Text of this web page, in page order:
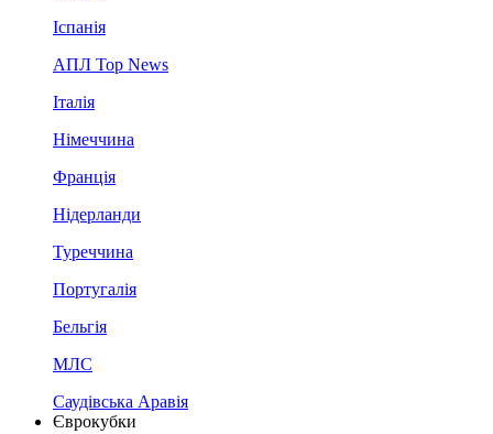
Іспанія
АПЛ Top News
Італія
Німеччина
Франція
Нідерланди
Туреччина
Португалія
Бельгія
МЛС
Саудівська Аравія
Єврокубки